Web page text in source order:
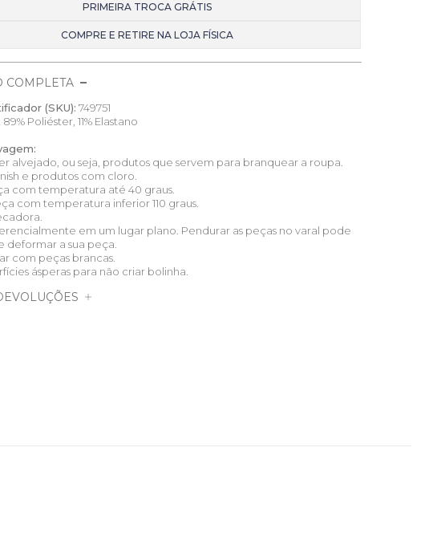
PRIMEIRA TROCA GRÁTIS
COMPRE E RETIRE NA LOJA FÍSICA
COMPLETA
(SKU): 749751
Poliéster, 11% Elastano
alvejado, ou seja, produtos que servem para branquear a roupa.
e produtos com cloro.
com temperatura até 40 graus.
com temperatura inferior 110 graus.
em um lugar plano. Pendurar as peças no varal pode
deformar a sua peça.
com peças brancas.
ásperas para não criar bolinha.